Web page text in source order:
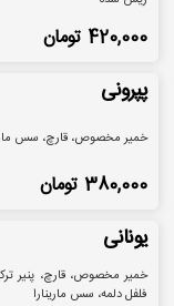
420,000 تومان
پپرونی
خمیر مخصوص، قارچ، سس
380,000 تومان
یونانی
خمیر مخصوص، قارچ، پنیر
فلفل دلمه، سس مارینارا